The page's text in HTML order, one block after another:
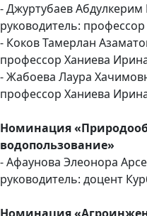
- Джуртубаев
руководитель:
- Коков Тамерлан
профессор Ханиева
- Жабоева Лаура
профессор Ханиева
Номинация
водопользование»
- Афаунова Элеонора
руководитель: доцент